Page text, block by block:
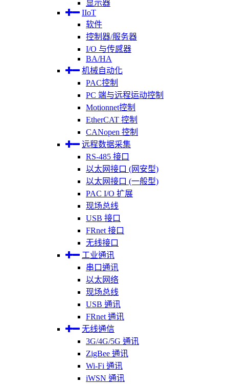
显示器
IIoT
软件
控制器/服务器
I/O 与传感器
BA/HA
机械自动化
PAC控制
PC 端与远程运动控制
Motionnet控制
EtherCAT 控制
CANopen 控制
远程数据采集
RS-485 接口
以太网接口 (网安型)
以太网接口 (一般型)
PAC I/O 扩展
现场总线
USB 接口
FRnet 接口
无线接口
工业通讯
串口通讯
以太网络
现场总线
USB 通讯
FRnet 通讯
无线通信
3G/4G/5G 通讯
ZigBee 通讯
Wi-Fi 通讯
iWSN 通讯